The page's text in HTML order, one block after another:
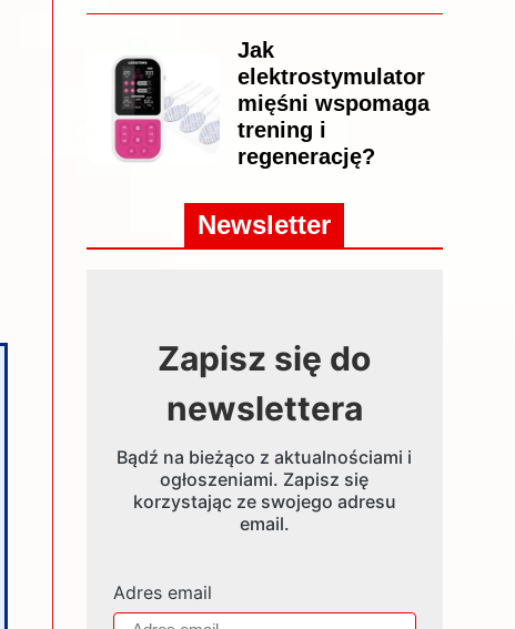
Jak
elektrostymulator
mięśni wspomaga
trening i
regenerację?
Newsletter
Zapisz się do
newslettera
Bądź na bieżąco z aktualnościami i
ogłoszeniami. Zapisz się
korzystając ze swojego adresu
email.
Adres email